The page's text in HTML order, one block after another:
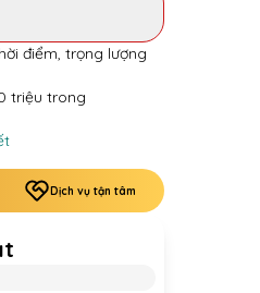
điểm, trọng lượng
triệu trong
Dịch vụ tận tâm